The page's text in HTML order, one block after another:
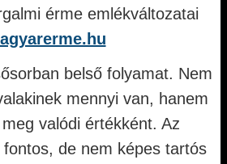
érme emlékváltozatai
belső folyamat. Nem
mennyi van, hanem
valódi értékként. Az
de nem képes tartós